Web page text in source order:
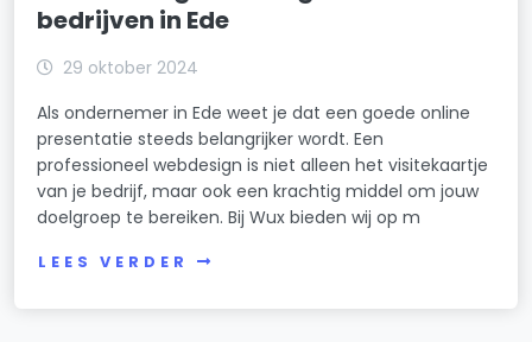
bedrijven in Ede
29 oktober 2024
Als ondernemer in Ede weet je dat een goede online
presentatie steeds belangrijker wordt. Een
professioneel webdesign is niet alleen het visitekaartje
van je bedrijf, maar ook een krachtig middel om jouw
doelgroep te bereiken. Bij Wux bieden wij op m
LEES VERDER